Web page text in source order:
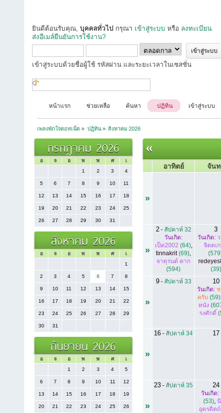
ยินดีต้อนรับคุณ, บุคคลทั่วไป กรุณา เข้าสู่ระบบ หรือ ลงทะเบียน
ส่งอีเมล์ยืนยันการใช้งาน?
เข้าสู่ระบบด้วยชื่อผู้ใช้ รหัสผ่าน และระยะเวลาในเซสชั่น
หน้าแรก ช่วยเหลือ ค้นหา ปฏิทิน เข้าสู่ระบบ
เพลงพักใจดอทเน็ต » ปฏิทิน» สิงหาคม 2026
กรกฎาคม 2026
อ จ อ พ พ ศ
เ
1
2 3 4
5 6 7 8 9 10 11
12 13 14 15 16 17 18
19 20 21 22 23 24 25
26 27 28 29 30 31
สิงหาคม 2026
อ จ อ พ พ ศ
เ
1
2 3 4 5 6 7 8
9 10 11 12 13 14 15
16 17 18 19 20 21 22
23 24 25 26 27 28 29
30 31
กันยายน 2026
อ จ อ พ พ ศ
เ
1
2 3 4 5
6 7 8 9 10 11 12
13 14 15 16 17 18 19
20 21 22 23 24 25 26
«
อาทิตย์ จัน
»
»
2- สัปดาห์ 32
วันเกิด:
เป็ด2002 (64),
tinnakrit(69)
จาตุรนต์ ตาก
(594)
3
วันเกิด:
จิตตเ
(39)
»
9- สัปดาห์ 33 10
วันเกิด:
ครับ (59)
หนัง
รงศักดิ์
»
16 - สัปดาห์ 34 17
»
23 - สัปดาห์ 35 24
วันเกิด:
(53),
อุตรดิตถ์